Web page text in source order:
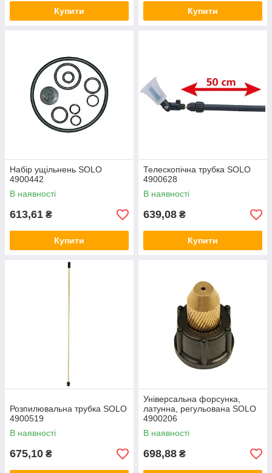
Купити Купити
Набір ущільнень SOLO
4900442
В наявності
613,61 ₴
Купити
Телескопічна трубка SOLO
4900628
В наявності
639,08 ₴
Купити
Розпилювальна трубка SOLO
4900519
В наявності
675,10 ₴
Універсальна форсунка,
латунна, регульована SOLO
4900206
В наявності
698,88 ₴